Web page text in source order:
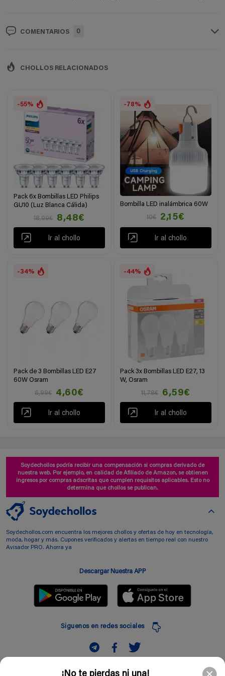
COMENTARIOS 0
CHOLLOS RELACIONADOS
-55%
Pack 6x Bombillas LED Philips
GU10 (Luz Blanca Cálida)
18,99€
8,48€
Ir al chollo
-78%
Bombilla LED inalámbrica 60W
10€
2,15€
Ir al chollo
-34%
Pack de 3 Bombillas LED E27
60W Osram
6,99€
4,60€
Ir al chollo
-44%
Pack 3x Bombillas LED E27, 13
W, Osram
11,78€
6,59€
Ir al chollo
Soydechollos podría recibir una compensación si compras derivado de
nuestra web. Por ejemplo, en calidad de Afiliado de Amazon, se obtienen
ingresos por compras adscritas que cumplen requisitos aplicables. Esto no
determina que chollos se publican.
Soydechollos.com encuentra los mejores chollos y ofertas de hoy en tecnología,
moda, hogar y más. Cupones verificados y alertas en tiempo real con nuestro
Avisador PRO. Ahorra ya
Descargar Nuestra APP
Siguenos en redes sociales
Suscribir